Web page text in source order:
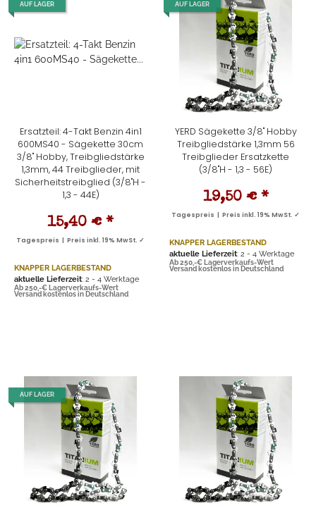
AUF LAGER
Ersatzteil: 4-Takt Benzin 4in1
600MS40 - Sägekette 30cm
3/8" Hobby, Treibgliedstärke
1,3mm, 44 Treibglieder, mit
Sicherheitstreibglied (3/8"H -
1,3 - 44E)
15,40 € *
Tagespreis | Preis inkl. 19% MwSt. ✓
KNAPPER LAGERBESTAND
aktuelle Lieferzeit: 2 - 4 Werktage
Ab 250,-€ Lagerverkaufs-Wert
Versand kostenlos in Deutschland
AUF LAGER
YERD Sägekette 3/8" Hobby
Treibgliedstärke 1,3mm 56
Treibglieder Ersatzkette
(3/8"H - 1,3 - 56E)
19,50 € *
Tagespreis | Preis inkl. 19% MwSt. ✓
KNAPPER LAGERBESTAND
aktuelle Lieferzeit: 2 - 4 Werktage
Ab 250,-€ Lagerverkaufs-Wert
Versand kostenlos in Deutschland
AUF LAGER